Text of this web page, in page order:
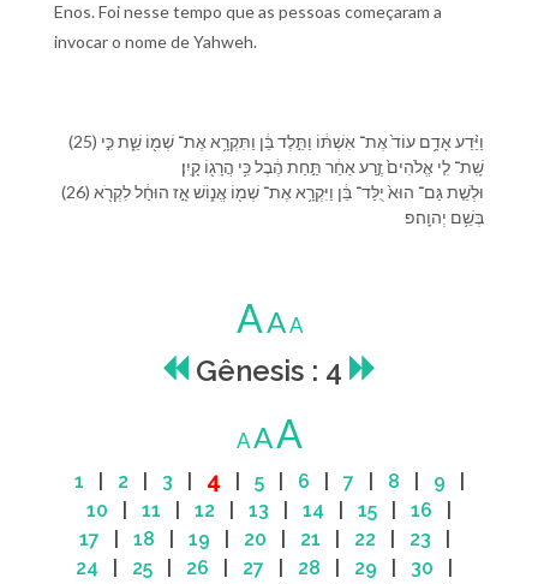
Enos. Foi nesse tempo que as pessoas começaram a
invocar o nome de Yahweh.
(25) וַ⁠יֵּ֨דַע אָדָ֥ם עוֹד֙ אֶת־ אִשְׁתּ֔⁠וֹ וַ⁠תֵּ֣לֶד בֵּ֔ן וַ⁠תִּקְרָ֥א אֶת־ שְׁמ֖⁠וֹ שֵׁ֑ת כִּ֣י
שָֽׁת־ לִ֤⁠י אֱלֹהִים֙ זֶ֣רַע אַחֵ֔ר תַּ֣חַת הֶ֔בֶל כִּ֥י הֲרָג֖⁠וֹ קָֽיִן׃
(26) וּ⁠לְ⁠שֵׁ֤ת גַּם־ הוּא֙ יֻלַּד־ בֵּ֔ן וַ⁠יִּקְרָ֥א אֶת־ שְׁמ֖⁠וֹ אֱנ֑וֹשׁ אָ֣ז הוּחַ֔ל לִ⁠קְרֹ֖א
בְּ⁠שֵׁ֥ם יְהוָֽה׃פ
AAA
Gênesis : 4
AAA
1 2 3 4 5| 6 7 8 9
10
11 12 13 14 15 16
17
18 19 20 21 22 23
24
25 26 27 28 29 30